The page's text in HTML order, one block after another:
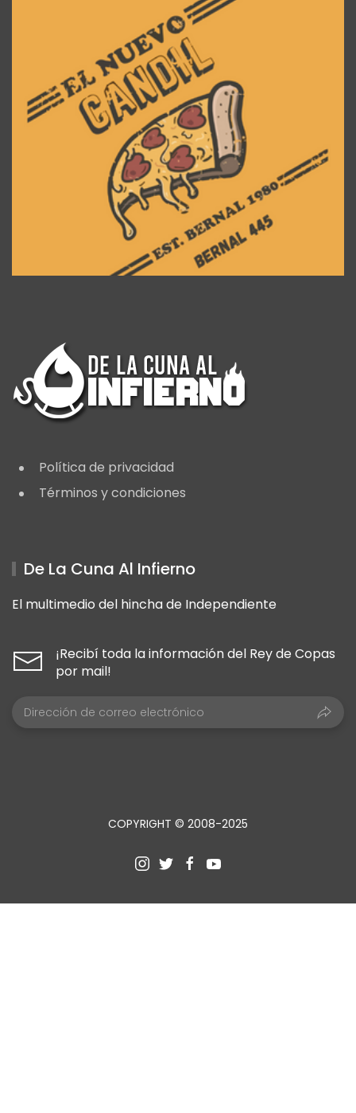
Política de privacidad
Términos y condiciones
De La Cuna Al Infierno
El multimedio del hincha de Independiente
¡Recibí toda la información del Rey de Copas
por mail!
COPYRIGHT © 2008-2025